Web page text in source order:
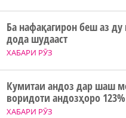
ХАБАРИ РӮЗ
Ба нафақагирон беш аз
дода шудааст
ХАБАРИ РӮЗ
Кумитаи андоз дар шаш
воридоти андозҳоро